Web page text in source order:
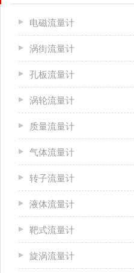
电磁流量计
涡街流量计
孔板流量计
涡轮流量计
质量流量计
气体流量计
转子流量计
液体流量计
靶式流量计
旋涡流量计